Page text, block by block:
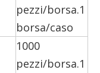
pezzi/borsa.1
borsa/caso
1000
pezzi/borsa.1